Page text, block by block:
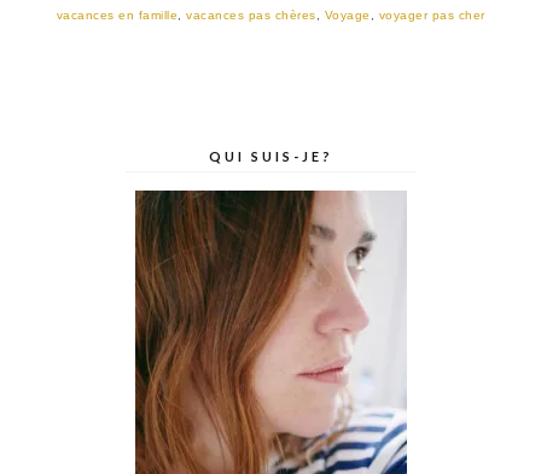
vacances en famille
vacances pas chères Voyage voyager pas cher
QUI SUIS-JE?